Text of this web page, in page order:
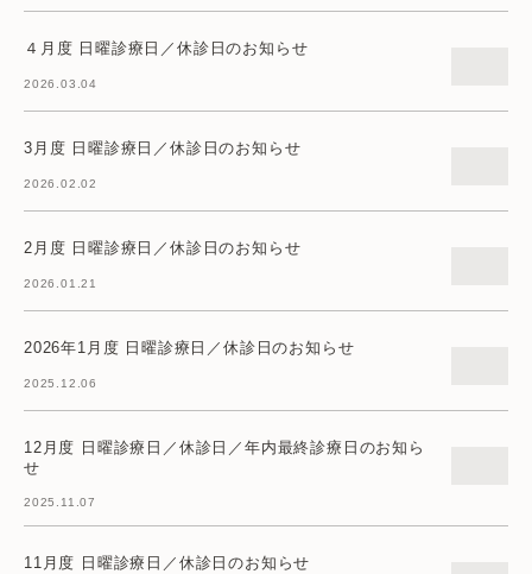
４月度 日曜診療日／休診日のお知らせ
2026.03.04
3月度 日曜診療日／休診日のお知らせ
2026.02.02
2月度 日曜診療日／休診日のお知らせ
2026.01.21
2026年1月度 日曜診療日／休診日のお知らせ
2025.12.06
12月度 日曜診療日／休診日／年内最終診療日のお知ら
せ
2025.11.07
11月度 日曜診療日／休診日のお知らせ